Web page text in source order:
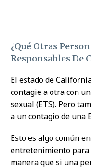
¿Qué Otras
Responsables De
El estado de
contagie a otra con
sexual (ETS). Pero
a un contagio de una
Esto es algo común
entretenimiento para
manera que si una